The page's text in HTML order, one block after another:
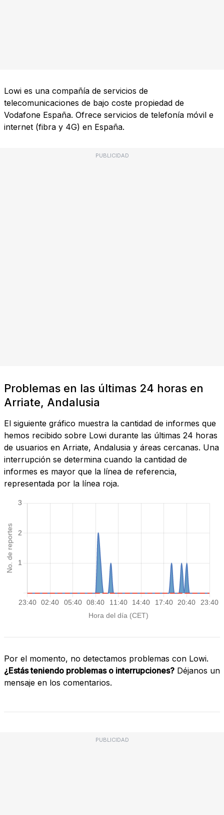
Lowi es una compañía de servicios de
telecomunicaciones de bajo coste propiedad de
Vodafone España. Ofrece servicios de telefonía móvil e
internet (fibra y 4G) en España.
PUBLICIDAD
Problemas en las últimas 24 horas en
Arriate, Andalusia
El siguiente gráfico muestra la cantidad de informes que
hemos recibido sobre Lowi durante las últimas 24 horas
de usuarios en Arriate, Andalusia y áreas cercanas. Una
interrupción se determina cuando la cantidad de
informes es mayor que la línea de referencia,
representada por la línea roja.
Por el momento, no detectamos problemas con Lowi.
¿Estás teniendo problemas o interrupciones? Déjanos un
mensaje en los comentarios.
PUBLICIDAD